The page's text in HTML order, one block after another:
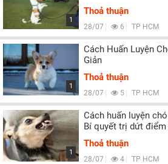
1
Thoả thuận
28/07 6 TP HCM
1
Cách Huấn Luyện
Giản
Thoả thuận
28/07 5 TP HCM
1
Cách huấn luyện
Bí quyết trị dứt
Thoả thuận
28/07 4 TP HCM